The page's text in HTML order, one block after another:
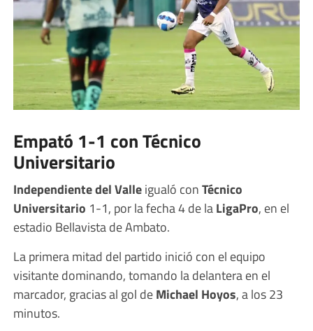
Empató 1-1 con Técnico
Universitario
Independiente del Valleigualó conTécnico
Universitario 1-1, por la fecha 4 de laLigaPro, en el
estadio Bellavista de Ambato.
La primera mitad del partido inició con el equipo
visitante dominando, tomando la delantera en el
marcador, gracias al gol deMichael Hoyos, a los 23
minutos.